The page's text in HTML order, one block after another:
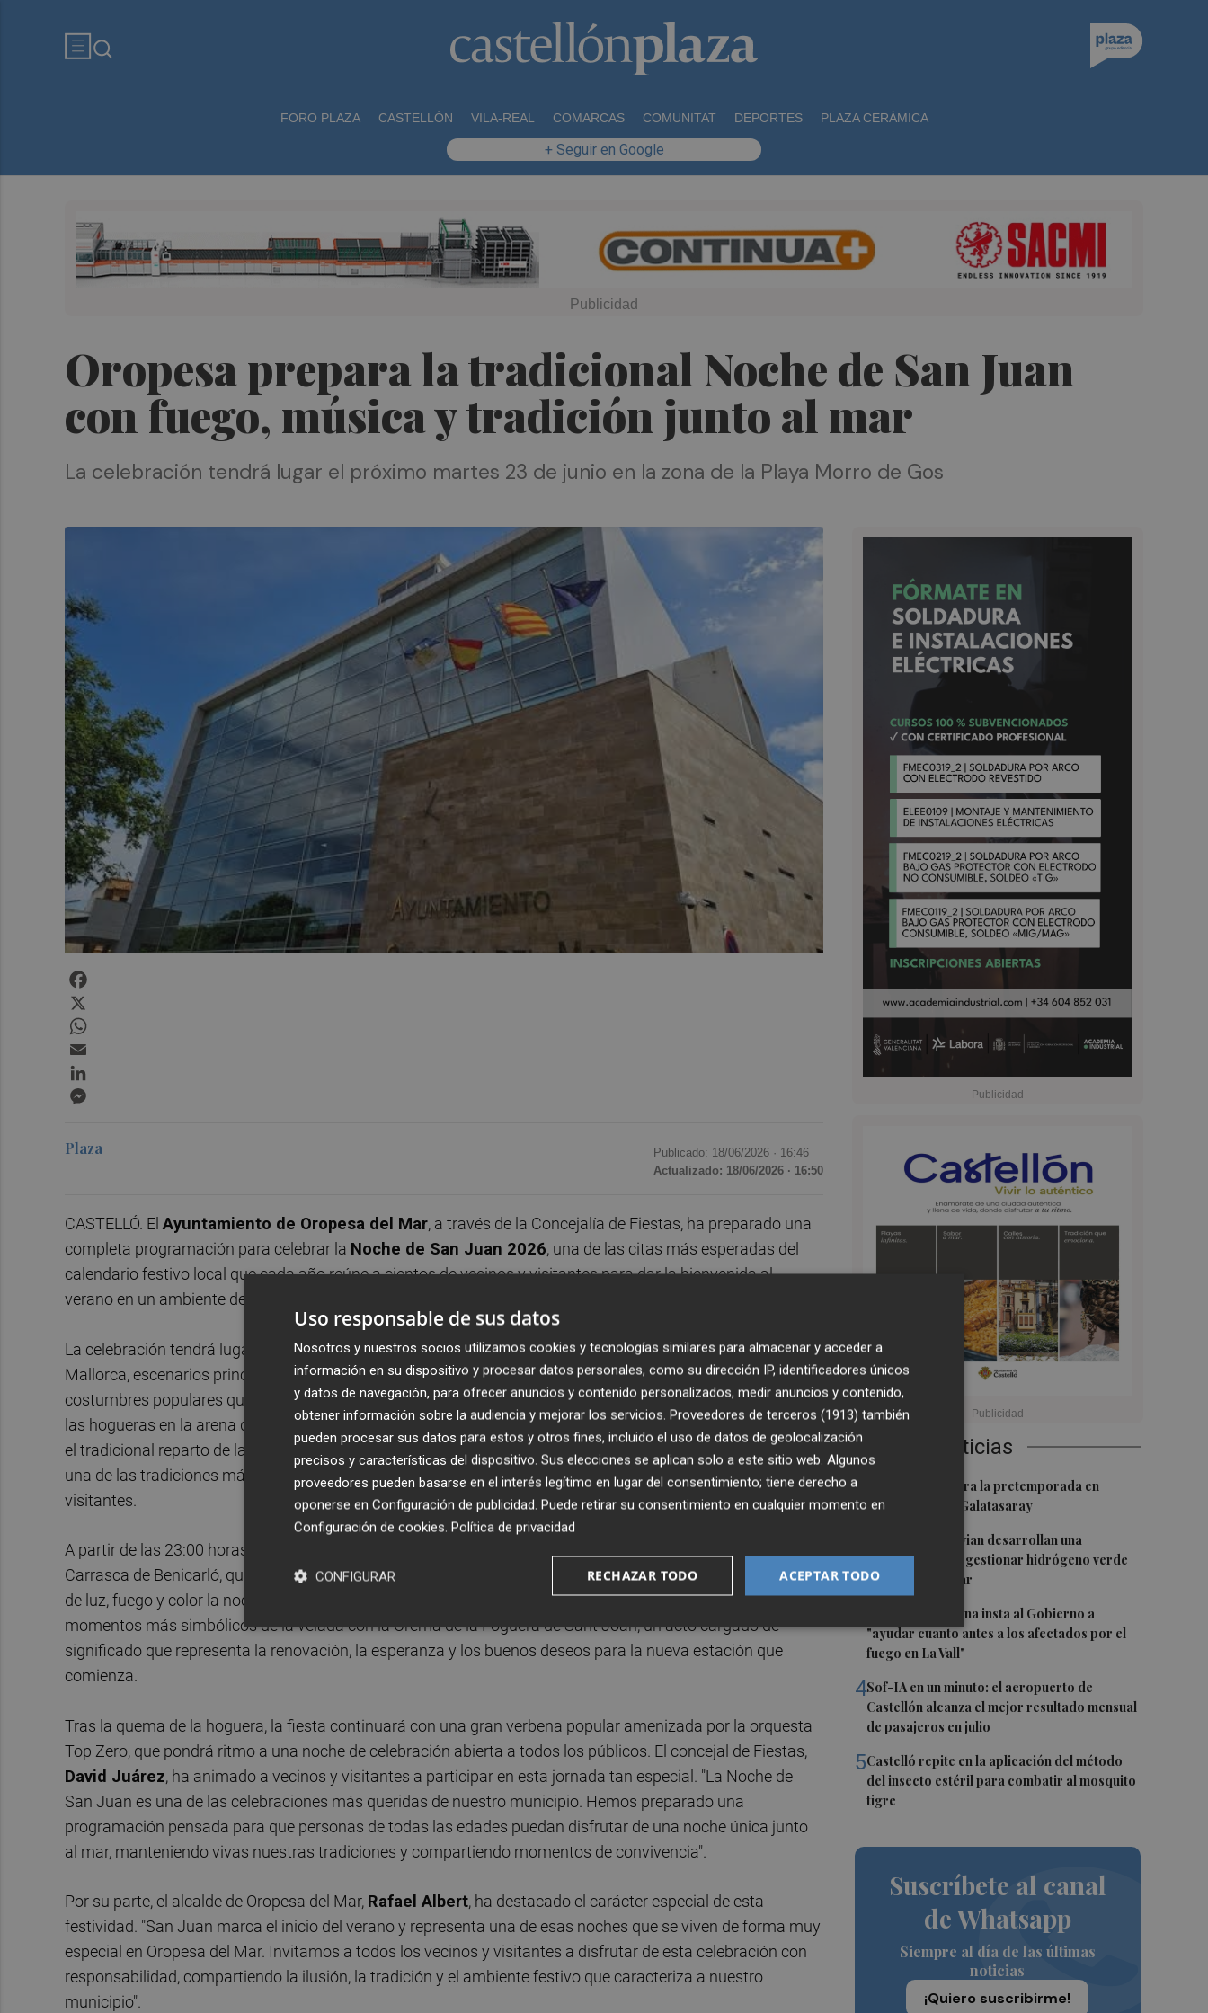
FORO PLAZA CASTELLÓN VILA-REAL COMARCAS COMUNITAT DEPORTES PLAZA CERÁMICA
+ Seguir en Google
Oropesa prepara la tradicional Noche de San Juan
con fuego, música y tradición junto al mar
La celebración tendrá lugar el próximo martes 23 de junio en la zona de la Playa Morro de Gos
Últimas Noticias
1
El Villarreal cierra la pretemporada en
Turquía ante el Galatasaray
Espaitec y Abervian desarrollan una
tecnología para gestionar hidrógeno verde
con energía solar
Miguel Barrachina insta al Gobierno a
"ayudar cuanto antes a los afectados por el
fuego en La Vall"
4Sof-IA en un minuto: el aeropuerto de
Castellón alcanza el mejor resultado mensual
de pasajeros en julio
5Castelló repite en la aplicación del método
del insecto estéril para combatir al mosquito
tigre
Suscríbete al canal
de Whatsapp
Siempre al día de las últimas
noticias
¡Quiero suscribirme!
Plaza Publicado: 18/06/2026 · 16:46
Actualizado: 18/06/2026 · 16:50
CASTELLÓ. El Ayuntamiento de Oropesa del Mar, a través de la Concejalía de Fiestas, ha preparado una
completa programación para celebrar la Noche de San Juan 2026, una de las citas más esperadas del
calendario festivo local que cada año reúne a cientos de vecinos y visitantes para dar la bienvenida al
verano en un ambiente de convivencia, tradición y alegría.
La celebración tendrá lugar el próximo martes 23 de junio en la zona de la Playa Morro de Gos y la Plaza
Mallorca, escenarios principales de una noche marcada por el simbolismo del fuego, la música y las
costumbres populares que acompañan esta festividad. La programación comenzará con el encendido de
las hogueras en la arena de Morro de Gos por parte de vecinos y visitantes, y a las 21:00 horas tendrá lugar
el tradicional reparto de la Coca de Sant Joan en la Plaza Mallorca, hasta finalizar existencias. Se trata de
una de las tradiciones más arraigadas de esta celebración y que cada año congrega a numerosos vecinos y
visitantes.
A partir de las 23:00 horas, el protagonismo será para el espectáculo de correfocs, a cargo de la Falla La
Carrasca de Benicarló, que recorrerá el Paseo Marítimo del Mediterráneo hasta la Plaza Mallorca llenando
de luz, fuego y color la noche más mágica del año. La medianoche llegará acompañada de uno de los
momentos más simbólicos de la velada con la Cremà de la Foguera de Sant Joan, un acto cargado de
significado que representa la renovación, la esperanza y los buenos deseos para la nueva estación que
comienza.
Tras la quema de la hoguera, la fiesta continuará con una gran verbena popular amenizada por la orquesta
Top Zero, que pondrá ritmo a una noche de celebración abierta a todos los públicos. El concejal de Fiestas,
David Juárez, ha animado a vecinos y visitantes a participar en esta jornada tan especial. "La Noche de
San Juan es una de las celebraciones más queridas de nuestro municipio. Hemos preparado una
programación pensada para que personas de todas las edades puedan disfrutar de una noche única junto
al mar, manteniendo vivas nuestras tradiciones y compartiendo momentos de convivencia".
Por su parte, el alcalde de Oropesa del Mar, Rafael Albert, ha destacado el carácter especial de esta
festividad. "San Juan marca el inicio del verano y representa una de esas noches que se viven de forma muy
especial en Oropesa del Mar. Invitamos a todos los vecinos y visitantes a disfrutar de esta celebración con
responsabilidad, compartiendo la ilusión, la tradición y el ambiente festivo que caracteriza a nuestro
municipio".
Uso responsable de sus datos
Nosotros y nuestros socios utilizamos cookies y tecnologías similares para almacenar y acceder a
información en su dispositivo y procesar datos personales, como su dirección IP, identificadores únicos
y datos de navegación, para ofrecer anuncios y contenido personalizados, medir anuncios y contenido,
obtener información sobre la audiencia y mejorar los servicios. Proveedores de terceros (1913) también
pueden procesar sus datos para estos y otros fines, incluido el uso de datos de geolocalización
precisos y características del dispositivo. Sus elecciones se aplican solo a este sitio web. Algunos
proveedores pueden basarse en el interés legítimo en lugar del consentimiento; tiene derecho a
oponerse en Configuración de publicidad. Puede retirar su consentimiento en cualquier momento en
Configuración de cookies. Política de privacidad
ACEPTAR TODO
RECHAZAR TODO
CONFIGURAR